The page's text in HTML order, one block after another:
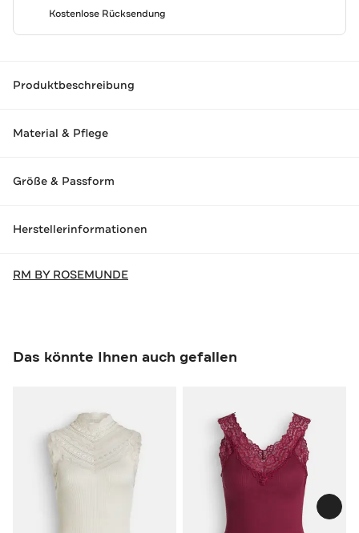
Kostenlose Rücksendung
Produktbeschreibung
Material & Pflege
Größe & Passform
Herstellerinformationen
RM BY ROSEMUNDE
Das könnte Ihnen auch gefallen